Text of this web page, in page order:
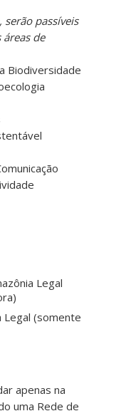
serão passíveis
de
Biodiversidade
Legal
Legal (somente
apenas na
uma Rede de